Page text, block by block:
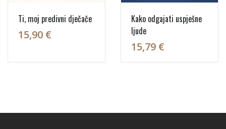
Ti, moj predivni dječače
15,90 €
Kako odgajati uspješne
ljude
15,79 €